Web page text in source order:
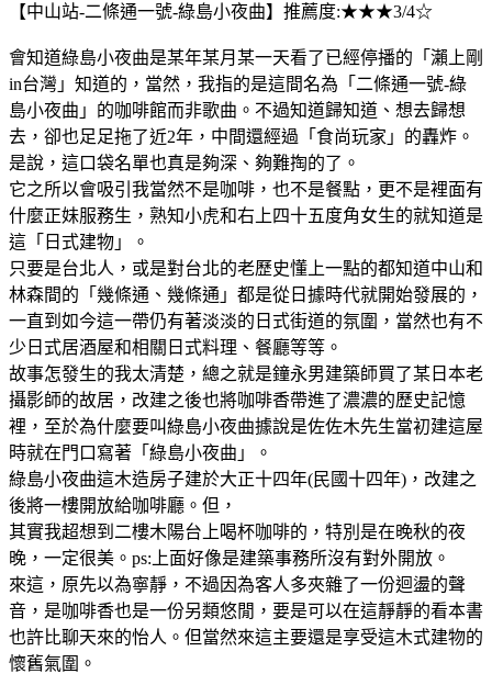
【中山站-二條通一號-綠島小夜曲】推薦度:★★★3/4☆
會知道綠島小夜曲是某年某月某一天看了已經停播的「瀨上剛
in台灣」知道的，當然，我指的是這間名為「二條通一號-綠
島小夜曲」的咖啡館而非歌曲。不過知道歸知道、想去歸想
去，卻也足足拖了近2年，中間還經過「食尚玩家」的轟炸。
是說，這口袋名單也真是夠深、夠難掏的了。
它之所以會吸引我當然不是咖啡，也不是餐點，更不是裡面有
什麼正妹服務生，熟知小虎和右上四十五度角女生的就知道是
這「日式建物」。
只要是台北人，或是對台北的老歷史懂上一點的都知道中山和
林森間的「幾條通、幾條通」都是從日據時代就開始發展的，
一直到如今這一帶仍有著淡淡的日式街道的氛圍，當然也有不
少日式居酒屋和相關日式料理、餐廳等等。
故事怎發生的我太清楚，總之就是鐘永男建築師買了某日本老
攝影師的故居，改建之後也將咖啡香帶進了濃濃的歷史記憶
裡，至於為什麼要叫綠島小夜曲據說是佐佐木先生當初建這屋
時就在門口寫著「綠島小夜曲」。
綠島小夜曲這木造房子建於大正十四年(民國十四年)，改建之
後將一樓開放給咖啡廳。但，
其實我超想到二樓木陽台上喝杯咖啡的，特別是在晚秋的夜
晚，一定很美。ps:上面好像是建築事務所沒有對外開放。
來這，原先以為寧靜，不過因為客人多夾雜了一份迴盪的聲
音，是咖啡香也是一份另類悠閒，要是可以在這靜靜的看本書
也許比聊天來的怡人。但當然來這主要還是享受這木式建物的
懷舊氣圍。